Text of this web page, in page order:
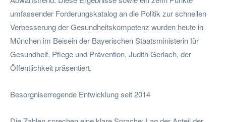
umfassender Forderungskatalog an die Politik zur schnellen
Verbesserung der Gesundheitskompetenz wurden heute in
München im Beisein der Bayerischen Staatsministerin für
Gesundheit, Pflege und Prävention, Judith Gerlach, der
Öffentlichkeit präsentiert.
Besorgniserregende Entwicklung seit 2014